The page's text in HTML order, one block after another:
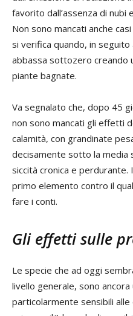
favorito dall’assenza di
Non sono mancati anche casi
si verifica quando, in
abbassa sottozero creando
piante bagnate.
Va segnalato che, dopo 45
non sono mancati gli effetti
calamità, con grandinate
decisamente sotto la media
siccità cronica e
primo elemento contro il
fare i conti.
Gli effetti sulle
Le specie che ad oggi
livello generale, sono
particolarmente sensibili